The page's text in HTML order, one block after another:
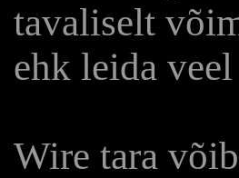
tavaliselt
ehk leida
Wire tara